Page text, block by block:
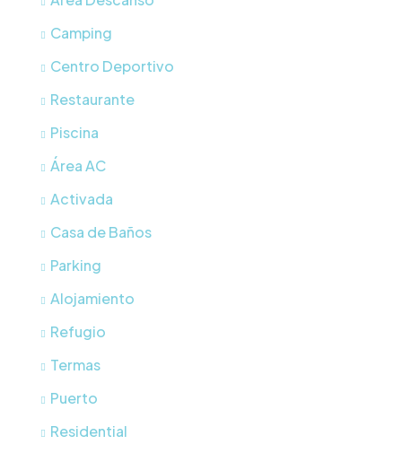
Camping
Centro Deportivo
Restaurante
Piscina
Área AC
Activada
Casa de Baños
Parking
Alojamiento
Refugio
Termas
Puerto
Residential